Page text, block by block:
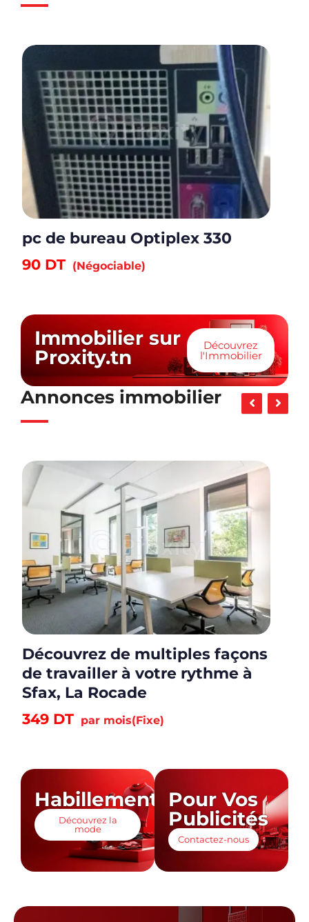
pc de bureau Optiplex 330
90 DT (Négociable)
Immobilier sur
Proxity.tn
Découvrez
l'Immobilier
Annonces immobilier
Découvrez de multiples façons
de travailler à votre rythme à
Sfax, La Rocade
349 DT par mois(Fixe)
Habillement
Découvrez la
mode
Pour Vos
Publicités
Contactez-nous